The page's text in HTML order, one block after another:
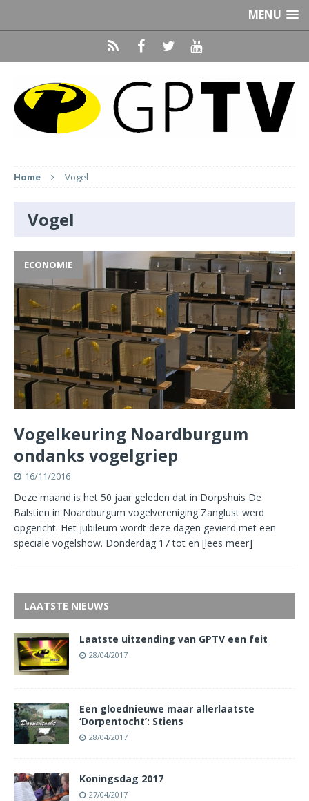
MENU
Home Vogel
Vogel
ECONOMIE
Vogelkeuring Noardburgum
ondanks vogelgriep
16/11/2016
Deze maand is het 50 jaar geleden dat in Dorpshuis De
Balstien in Noardburgum vogelvereniging Zanglust werd
opgericht. Het jubileum wordt deze dagen gevierd met een
speciale vogelshow. Donderdag 17 tot en [lees meer]
LAATSTE NIEUWS
Laatste uitzending van GPTV een feit
28/04/2017
Een gloednieuwe maar allerlaatste
‘Dorpentocht’: Stiens
28/04/2017
Koningsdag 2017
27/04/2017